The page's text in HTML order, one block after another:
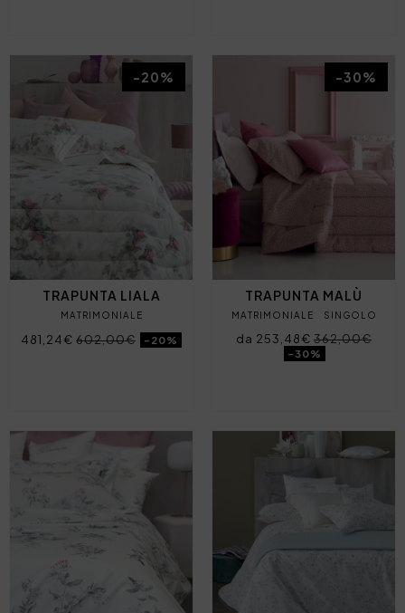
TRAPUNTA LIALA
MATRIMONIALE
481,24€ 602,00€ -20%
-20%
TRAPUNTA MALÙ
MATRIMONIALE SINGOLO
da 253,48€ 362,00€
-30%
-30%